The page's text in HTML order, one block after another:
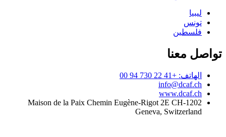
ليبيا
تونس
فلسطين
تواصل معنا
الهاتف: +41 22 730 94 00
info@dcaf.ch
www.dcaf.ch
Maison de la Paix Chemin Eugène-Rigot 2E CH-1202
Geneva, Switzerland